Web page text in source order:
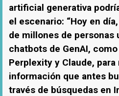
artificial generativa
el escenario: “Hoy en
de millones de personas
chatbots de GenAI, como
Perplexity y Claude,
información que antes
través de búsquedas en